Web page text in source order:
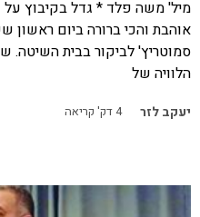
מיל' משה פלד * גדל בקיבוץ
אוהבת והכי ברורה ביום
סמוטריץ' לביקור בבית השיטה.
הלוויה של
יעקב לזר 4דק' קריאה